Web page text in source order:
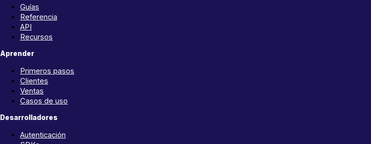
Guías
Referencia
API
Recursos
Aprender
Primeros pasos
Clientes
Ventas
Casos de uso
Desarrolladores
Autenticación